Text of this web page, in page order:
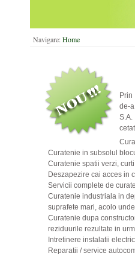
Navigare:Home
de-
Curatenie in subsolul
Curatenie spatii verzi,
Deszapezire cai acces in
Servicii complete de
Curatenie industriala in
suprafete mari, acolo
Curatenie dupa
reziduurile rezultate in
Intretinere instalatii
Reparatii / service